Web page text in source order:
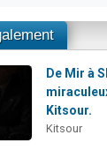
De Mir à
Kitsour.
Kitsour